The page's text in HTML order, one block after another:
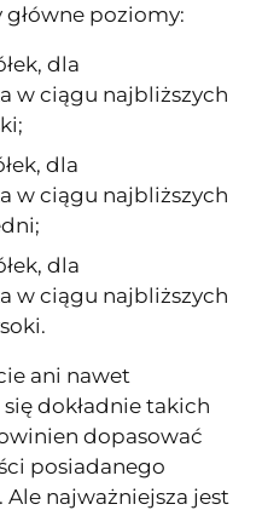
poziomy:
dla
w ciągu najbliższych
dla
w ciągu najbliższych
dla
w ciągu najbliższych
ani nawet
dokładnie takich
dopasować
posiadanego
najważniejsza jest